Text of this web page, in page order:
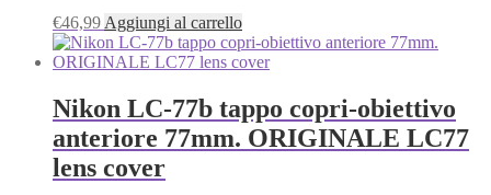
€46,99 Aggiungi al carrello
Nikon LC-77b tappo copri-obiettivo
anteriore 77mm. ORIGINALE LC77
lens cover